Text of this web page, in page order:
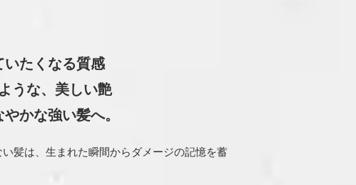
いたくなる質感
うな、美しい艶
かな強い髪へ。
髪は、生まれた瞬間からダメージの記憶を蓄